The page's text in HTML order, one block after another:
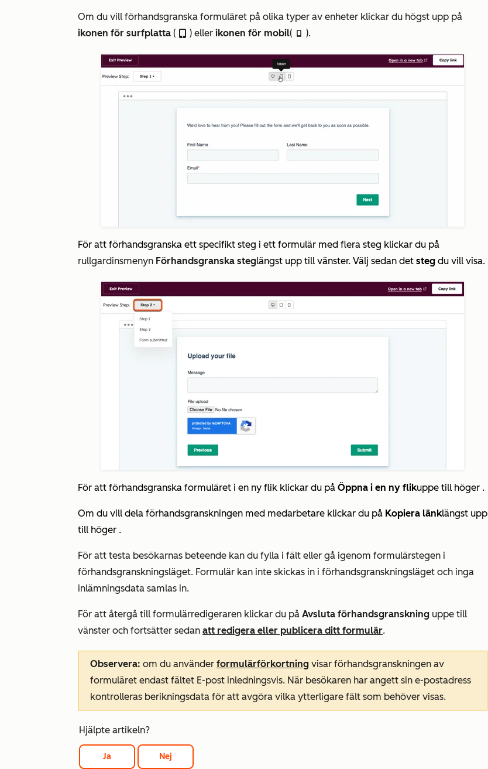
Om du vill förhandsgranska formuläret på olika typer av enheter klickar du högst upp på
ikonen för surfplatta ( tablet ) eller ikonen för mobil( mobile ).
För att förhandsgranska ett specifikt steg i ett formulär med flera steg klickar du på
rullgardinsmenyn Förhandsgranska steglängst upp till vänster. Välj sedan det steg du vill visa.
För att förhandsgranska formuläret i en ny flik klickar du på Öppna i en ny flikuppe till höger .
Om du vill dela förhandsgranskningen med medarbetare klickar du på Kopiera länklängst upp
till höger .
För att testa besökarnas beteende kan du fylla i fält eller gå igenom formulärstegen i
förhandsgranskningsläget. Formulär kan inte skickas in i förhandsgranskningsläget och inga
inlämningsdata samlas in.
För att återgå till formulärredigeraren klickar du på Avsluta förhandsgranskning uppe till
vänster och fortsätter sedan att redigera eller publicera ditt formulär.
Observera: om du använder formulärförkortning visar förhandsgranskningen av
formuläret endast fältet E-post inledningsvis. När besökaren har angett sin e-postadress
kontrolleras berikningsdata för att avgöra vilka ytterligare fält som behöver visas.
Hjälpte artikeln?
Ja Nej